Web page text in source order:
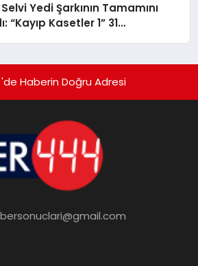
Yedi Şarkının Tamamını
“Kayıp Kasetler 1” 31
'de Haberin Doğru Adresi